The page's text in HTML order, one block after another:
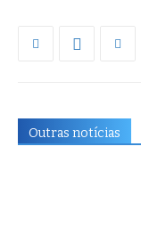
Outras notícias